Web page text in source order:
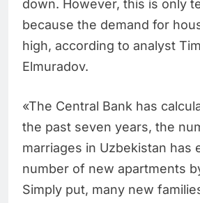
down. However, this is only
because the demand for
high, according to analyst
Elmuradov.
«The Central Bank has
the past seven years, the
marriages in Uzbekistan has
number of new apartments
Simply put, many new